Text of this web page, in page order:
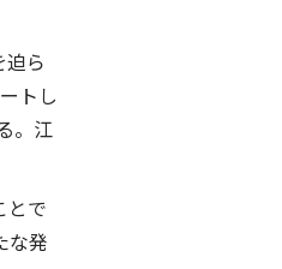
ら
トし
。江
とで
な発